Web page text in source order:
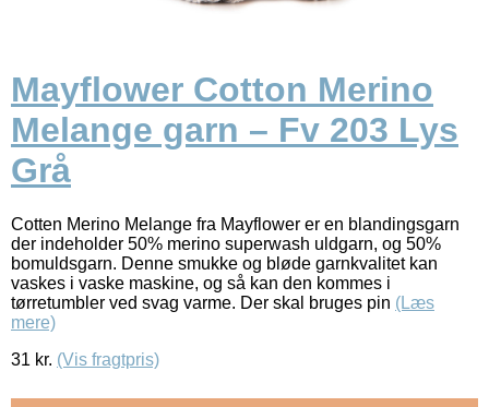
Mayflower Cotton Merino
Melange garn – Fv 203 Lys
Grå
Cotten Merino Melange fra Mayflower er en blandingsgarn
der indeholder 50% merino superwash uldgarn, og 50%
bomuldsgarn. Denne smukke og bløde garnkvalitet kan
vaskes i vaske maskine, og så kan den kommes i
tørretumbler ved svag varme. Der skal bruges pin (Læs
mere)
31 kr. (Vis fragtpris)